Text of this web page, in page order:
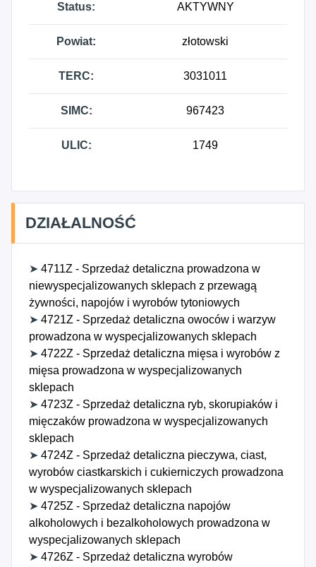
Status: AKTYWNY
Powiat: złotowski
TERC: 3031011
SIMC: 967423
ULIC: 1749
DZIAŁALNOŚĆ
➤ 4711Z - Sprzedaż detaliczna prowadzona w
niewyspecjalizowanych sklepach z przewagą
żywności, napojów i wyrobów tytoniowych
➤ 4721Z - Sprzedaż detaliczna owoców i warzyw
prowadzona w wyspecjalizowanych sklepach
➤ 4722Z - Sprzedaż detaliczna mięsa i wyrobów z
mięsa prowadzona w wyspecjalizowanych
sklepach
➤ 4723Z - Sprzedaż detaliczna ryb, skorupiaków i
mięczaków prowadzona w wyspecjalizowanych
sklepach
➤ 4724Z - Sprzedaż detaliczna pieczywa, ciast,
wyrobów ciastkarskich i cukierniczych prowadzona
w wyspecjalizowanych sklepach
➤ 4725Z - Sprzedaż detaliczna napojów
alkoholowych i bezalkoholowych prowadzona w
wyspecjalizowanych sklepach
➤ 4726Z - Sprzedaż detaliczna wyrobów